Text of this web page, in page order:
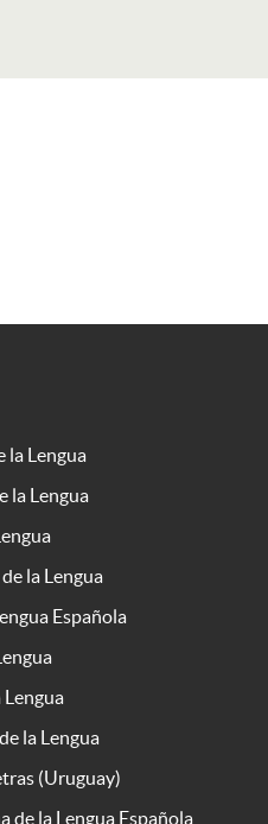
la Lengua
la Lengua
la Lengua
Española
la Lengua
(Uruguay)
de la Lengua Española